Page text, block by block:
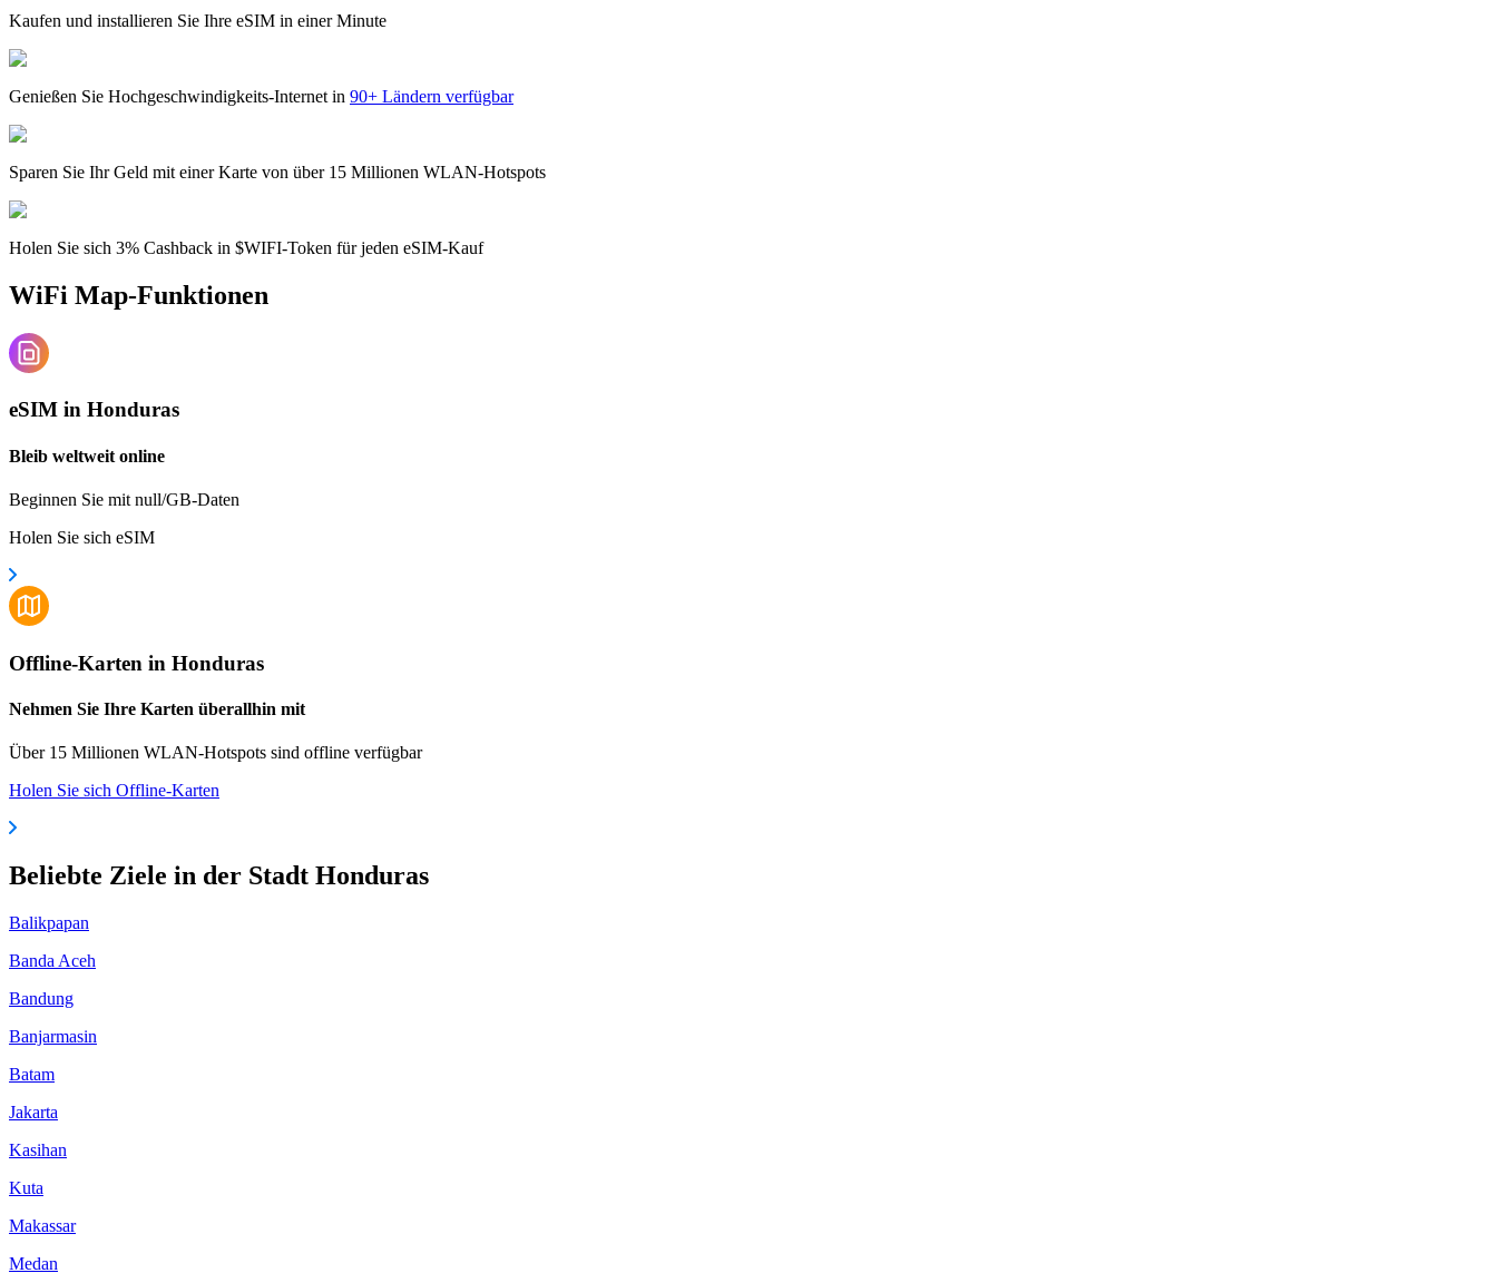
Kaufen und installieren Sie Ihre eSIM in einer Minute
Genießen Sie Hochgeschwindigkeits-Internet in 90+ Ländern verfügbar
Sparen Sie Ihr Geld mit einer Karte von über 15 Millionen WLAN-Hotspots
Holen Sie sich 3% Cashback in $WIFI-Token für jeden eSIM-Kauf
WiFi Map-Funktionen
eSIM in Honduras
Bleib weltweit online
Beginnen Sie mit null/GB-Daten
Holen Sie sich eSIM
Offline-Karten in Honduras
Nehmen Sie Ihre Karten überallhin mit
Über 15 Millionen WLAN-Hotspots sind offline verfügbar
Holen Sie sich Offline-Karten
Beliebte Ziele in der Stadt Honduras
Balikpapan
Banda Aceh
Bandung
Banjarmasin
Batam
Jakarta
Kasihan
Kuta
Makassar
Medan